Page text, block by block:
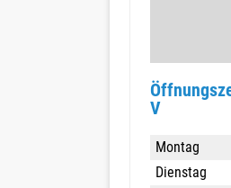
V
Montag
Dienstag